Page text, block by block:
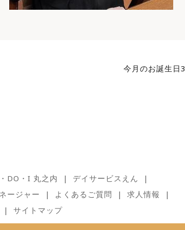
今月のお誕生日3
DO・I 丸之内
デイサービスえん
ージャー よくあるご質問
求人情報
サイトマップ